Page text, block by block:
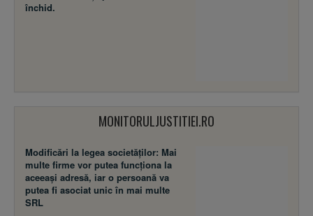
închid.
MONITORULJUSTITIEI.RO
Modificări la legea societăţilor: Mai
multe firme vor putea funcţiona la
aceeaşi adresă, iar o persoană va
putea fi asociat unic în mai multe
SRL